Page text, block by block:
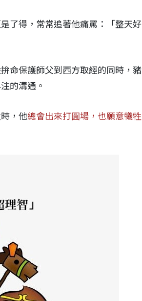
了得，常常追著他痛罵：「整天好
拚命保護師父到西方取經的同時，豬
的溝通。
，他總會出來打圓場，也願意犧牲